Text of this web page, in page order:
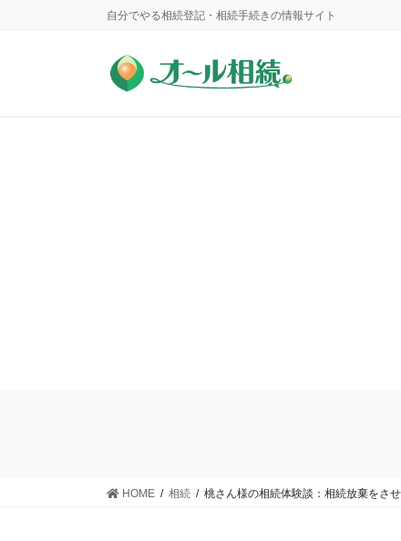
自分でやる相続登記・相続手続きの情報サイト
HOME 相続 桃さん様の相続体験談：相続放棄をさ